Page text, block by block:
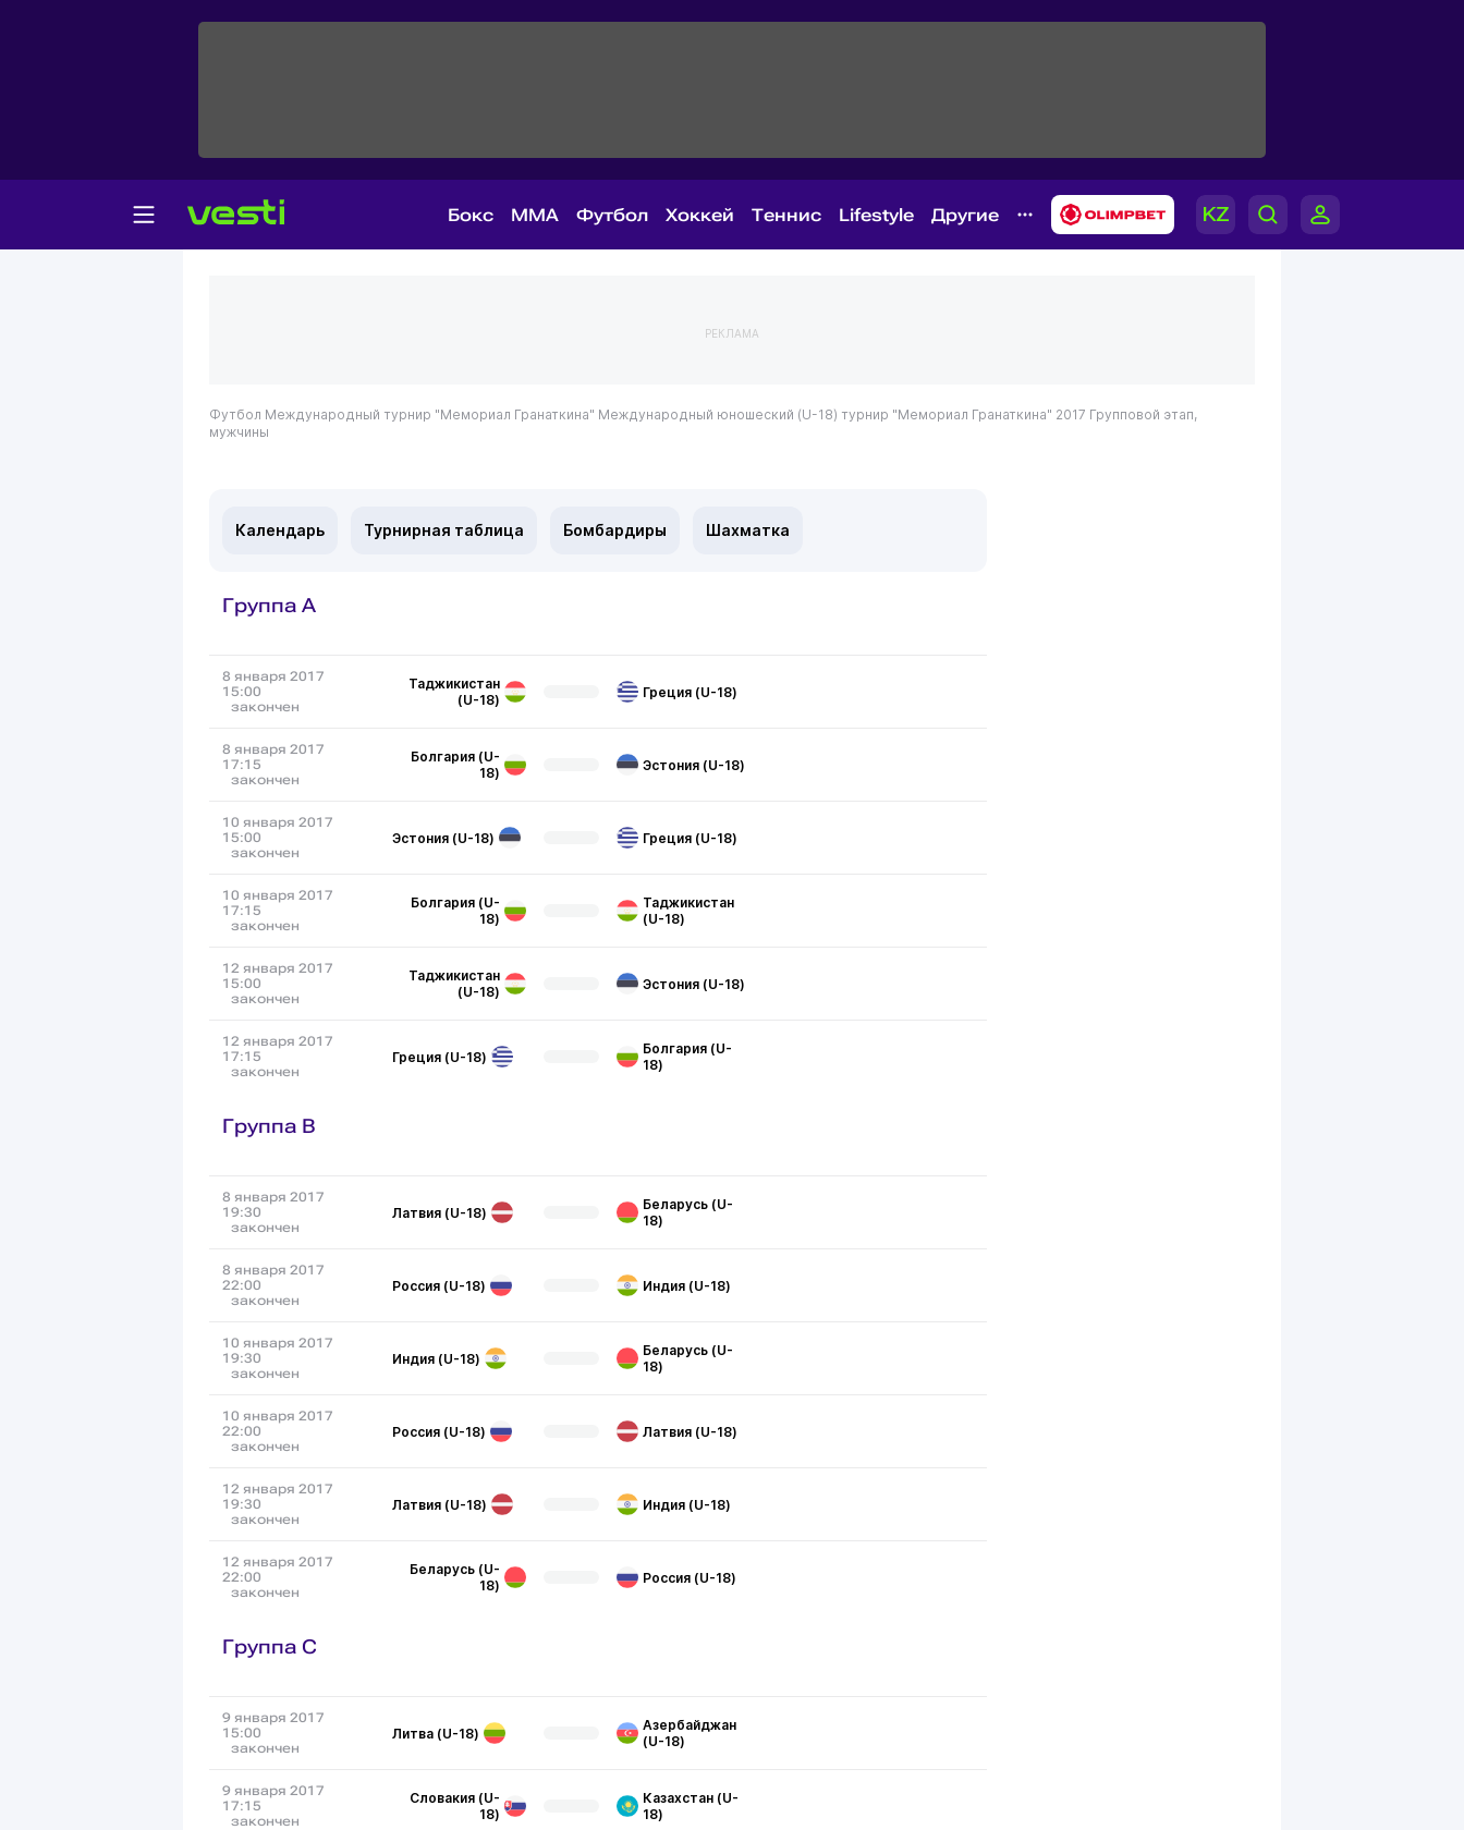
Бокс MMA Футбол Хоккей Теннис Lifestyle Другие
РЕКЛАМА
Футбол Международный турнир "Мемориал Гранаткина" Международный юношеский (U-18) турнир "Мемориал Гранаткина" 2017 Групповой этап,
мужчины
Календарь Турнирная таблица Бомбардиры Шахматка
Группа A
8 января 2017
15:00
закончен
Таджикистан
(U-18)
Греция (U-18)
8 января 2017
17:15
закончен
Болгария (U-
18)
Эстония (U-18)
10 января 2017
15:00
закончен
Эстония (U-18) Греция (U-18)
10 января 2017
17:15
закончен
Болгария (U-
18)
Таджикистан
(U-18)
12 января 2017
15:00
закончен
Таджикистан
(U-18)
Эстония (U-18)
12 января 2017
17:15
закончен
Греция (U-18)
Болгария (U-
18)
Группа B
8 января 2017
19:30
закончен
Латвия (U-18)
Беларусь (U-
18)
8 января 2017
22:00
закончен
Россия (U-18) Индия (U-18)
10 января 2017
19:30
закончен
Индия (U-18)
Беларусь (U-
18)
10 января 2017
22:00
закончен
Россия (U-18) Латвия (U-18)
12 января 2017
19:30
закончен
Латвия (U-18) Индия (U-18)
12 января 2017
22:00
закончен
Беларусь (U-
18)
Россия (U-18)
Группа C
9 января 2017
15:00
закончен
Литва (U-18)
Азербайджан
(U-18)
9 января 2017
17:15
закончен
Словакия (U-
18)
Казахстан (U-
18)